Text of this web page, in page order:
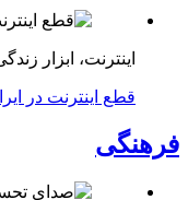
اینترنت، ابزار
قطع اینترنت در
فرهنگی